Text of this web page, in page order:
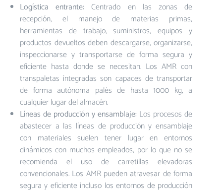
Logística entrante:Centrado en las zonas de
recepción, el manejo de materias primas,
herramientas de trabajo, suministros, equipos y
productos devueltos deben descargarse, organizarse,
inspeccionarse y transportarse de forma segura y
eficiente hasta donde se necesitan. Los AMR con
transpaletas integradas son capaces de transportar
de forma autónoma palés de hasta 1000 kg, a
cualquier lugar del almacén.
Líneas de producción y ensamblaje: Los procesos de
abastecer a las líneas de producción y ensamblaje
con materiales suelen tener lugar en entornos
dinámicos con muchos empleados, por lo que no se
recomienda el uso de carretillas elevadoras
convencionales. Los AMR pueden atravesar de forma
segura y eficiente incluso los entornos de producción